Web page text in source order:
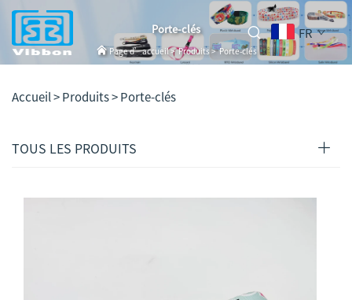
FR
Porte-clés
Page d’accueil>Produits >Porte-clés
Accueil >Produits>Porte-clés
TOUS LES PRODUITS